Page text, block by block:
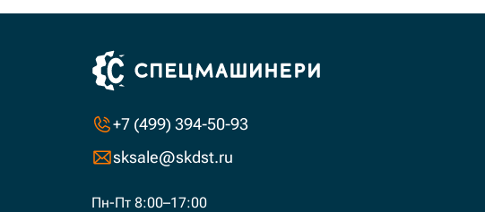
+7 (499) 394-50-93
sksale@skdst.ru
Пн-Пт 8:00–17:00